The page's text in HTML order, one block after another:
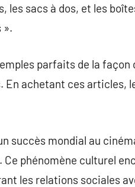
les sacs à dos, et les
».
parfaits de la
achetant ces articles,
succès mondial au
Ce phénomène culturel
les relations sociales